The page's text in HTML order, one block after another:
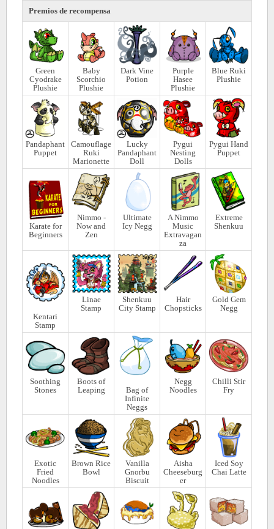
Premios de recompensa
Green
Cyodrake
Plushie
Baby
Scorchio
Plushie
Dark Vine
Potion
Purple
Hasee
Plushie
Blue Ruki
Plushie
Pandaphant
Puppet
Camouflage
Ruki
Marionette
Lucky
Pandaphant
Doll
Pygui
Nesting
Dolls
Pygui Hand
Puppet
Karate for
Beginners
Nimmo -
Now and
Zen
Ultimate
Icy Negg
A Nimmo
Music
Extravagan
za
Extreme
Shenkuu
Kentari
Stamp
Linae
Stamp
Shenkuu
City Stamp
Hair
Chopsticks
Gold Gem
Negg
Soothing
Stones
Boots of
Leaping
Bag of
Infinite
Neggs
Negg
Noodles
Chilli Stir
Fry
Exotic
Fried
Noodles
Brown Rice
Bowl
Vanilla
Gnorbu
Biscuit
Aisha
Cheeseburg
er
Iced Soy
Chai Latte